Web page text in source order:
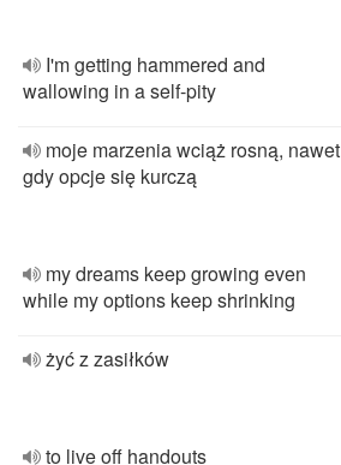
I'm getting hammered and
wallowing in a self-pity
moje marzenia wciąż rosną, nawet
gdy opcje się kurczą
my dreams keep growing even
while my options keep shrinking
żyć z zasiłków
to live off handouts